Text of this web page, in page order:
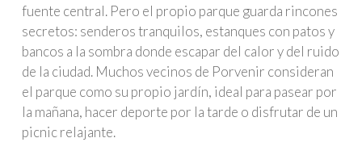
fuente central. Pero el propio parque guarda rincones
secretos: senderos tranquilos, estanques con patos y
bancos a la sombra donde escapar del calor y del ruido
de la ciudad. Muchos vecinos de Porvenir consideran
el parque como su propio jardín, ideal para pasear por
la mañana, hacer deporte por la tarde o disfrutar de un
picnic relajante.